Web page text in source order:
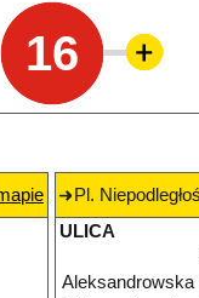
16
Pl.
ULICA
Aleksandrowska